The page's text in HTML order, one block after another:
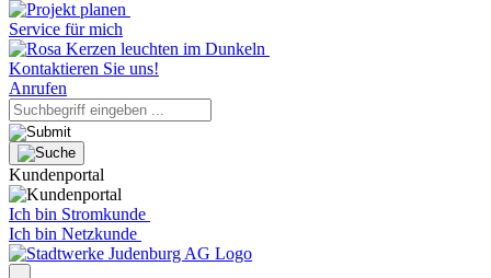
Service für mich
Kontaktieren Sie uns!
Anrufen
Kundenportal
Ich bin Stromkunde
Ich bin Netzkunde